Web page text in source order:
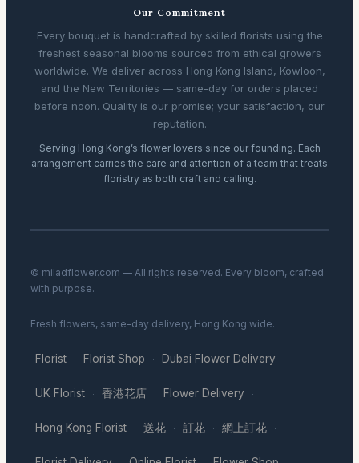
Our Commitment
Every bouquet is handcrafted by skilled florists using the
freshest seasonal blooms sourced from ethical growers
worldwide. We deliver across Hong Kong Island, Kowloon,
and the New Territories — same-day for orders placed
before noon. Quality is our promise; your satisfaction, our
reputation.
Serving Hong Kong’s flower lovers since our founding. Each
arrangement carries the care and attention of a team that treats
floristry as both craft and calling.
© miladflower.com — All rights reserved. Every bloom, crafted
with purpose.
Fresh flowers, same-day delivery, Hong Kong wide.
Florist · Florist Shop · Dubai Flower Delivery ·
UK Florist · 香港花店 · Flower Delivery ·
Hong Kong Florist · 送花 · 訂花 · 網上訂花 ·